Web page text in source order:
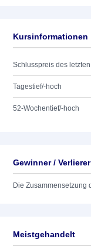
Kursinformationen
Schlusspreis des
Tagestief/-hoch
52-Wochentief/-hoch
Gewinner / Verlierer
Die Zusammensetzung
Meistgehandelt